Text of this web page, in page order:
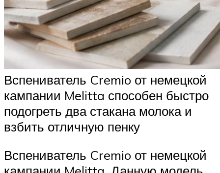
Вспениватель Cremio от немецкой
кампании Melitta способен быстро
подогреть два стакана молока и
взбить отличную пенку
Вспениватель Cremio от немецкой